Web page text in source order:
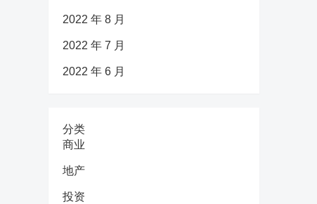
2022 年 8 月
2022 年 7 月
2022 年 6 月
分类
商业
地产
投资